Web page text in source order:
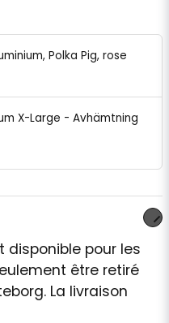
Polka Pig, rose
X-Large - Avhämtning
pour les
être retiré
La livraison